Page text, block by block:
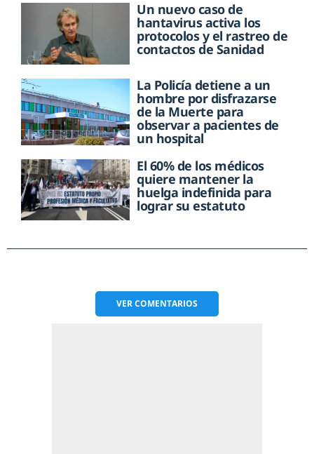
Un nuevo caso de
hantavirus activa los
protocolos y el rastreo de
contactos de Sanidad
La Policía detiene a un
hombre por disfrazarse
de la Muerte para
observar a pacientes de
un hospital
El 60% de los médicos
quiere mantener la
huelga indefinida para
lograr su estatuto
VERCOMENTARIOS